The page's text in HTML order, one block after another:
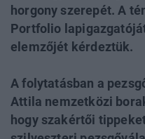
horgony szerepét. A
Portfolio
elemzőjét kérdeztük.
A folytatásban a
Attila nemzetközi
hogy szakértői